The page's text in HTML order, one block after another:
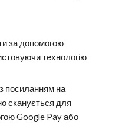
за допомогою
технологію
посиланням на
сканується для
Google Pay або